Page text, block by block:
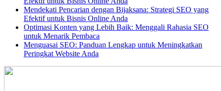
Mendekati Pencarian dengan Bijaksana: Strategi SEO yang
Efektif untuk Bisnis Online Anda
Optimasi Konten yang Lebih Baik: Menggali Rahasia SEO
untuk Menarik Pembaca
Menguasai SEO: Panduan Lengkap untuk Meningkatkan
Peringkat Website Anda